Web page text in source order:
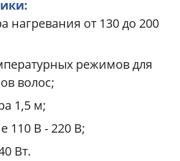
нагревания от 130 до 200
режимов для
волос;
1,5 м;
110 В - 220 В;
Вт.